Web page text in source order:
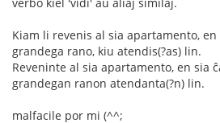
Kiam li revenis al sia apartamento,
grandega rano, kiu atendis(?as) lin.
Reveninte al sia apartamento, en sia
grandegan ranon atendanta(?n) lin.
malfacile por mi (^^;